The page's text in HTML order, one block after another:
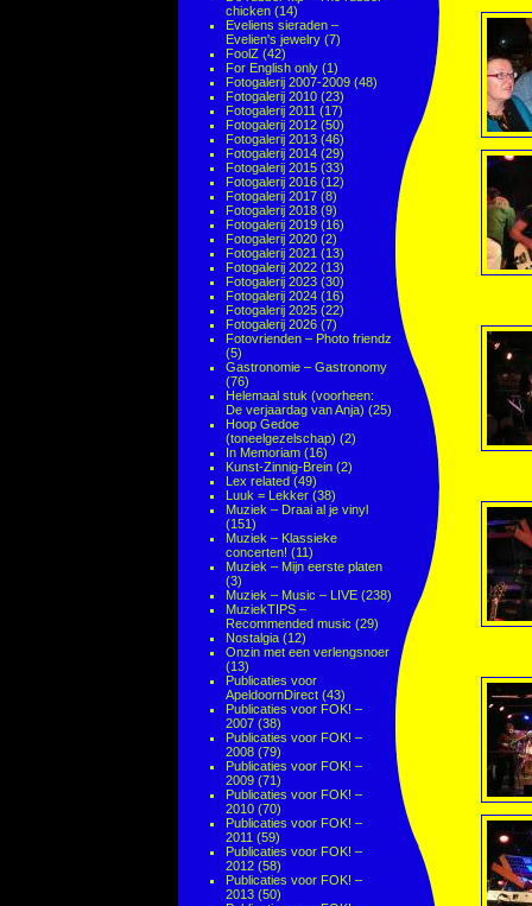
chicken (14)
Eveliens sieraden –
Evelien's jewelry (7)
FoolZ (42)
For English only (1)
Fotogalerij 2007-2009 (48)
Fotogalerij 2010 (23)
Fotogalerij 2011 (17)
Fotogalerij 2012 (50)
Fotogalerij 2013 (46)
Fotogalerij 2014 (29)
Fotogalerij 2015 (33)
Fotogalerij 2016 (12)
Fotogalerij 2017 (8)
Fotogalerij 2018 (9)
Fotogalerij 2019 (16)
Fotogalerij 2020 (2)
Fotogalerij 2021 (13)
Fotogalerij 2022 (13)
Fotogalerij 2023 (30)
Fotogalerij 2024 (16)
Fotogalerij 2025 (22)
Fotogalerij 2026 (7)
Fotovrienden – Photo friendz
(5)
Gastronomie – Gastronomy
(76)
Helemaal stuk (voorheen:
De verjaardag van Anja) (25)
Hoop Gedoe
(toneelgezelschap) (2)
In Memoriam (16)
Kunst-Zinnig-Brein (2)
Lex related (49)
Luuk = Lekker (38)
Muziek – Draai al je vinyl
(151)
Muziek – Klassieke
concerten! (11)
Muziek – Mijn eerste platen
(3)
Muziek – Music – LIVE (238)
MuziekTIPS –
Recommended music (29)
Nostalgia (12)
Onzin met een verlengsnoer
(13)
Publicaties voor
ApeldoornDirect (43)
Publicaties voor FOK! –
2007 (38)
Publicaties voor FOK! –
2008 (79)
Publicaties voor FOK! –
2009 (71)
Publicaties voor FOK! –
2010 (70)
Publicaties voor FOK! –
2011 (59)
Publicaties voor FOK! –
2012 (58)
Publicaties voor FOK! –
2013 (50)